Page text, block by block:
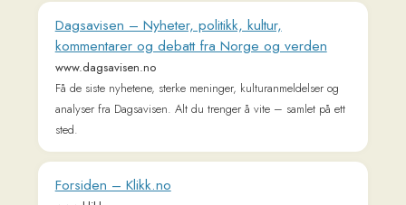
Bergens Tidende
Vestlandets største regionavis med alltid oppdaterte nyheter
innenfor innenriks, utenriks, sport og kultur.
dag | Aftenposten
www.osloby.no